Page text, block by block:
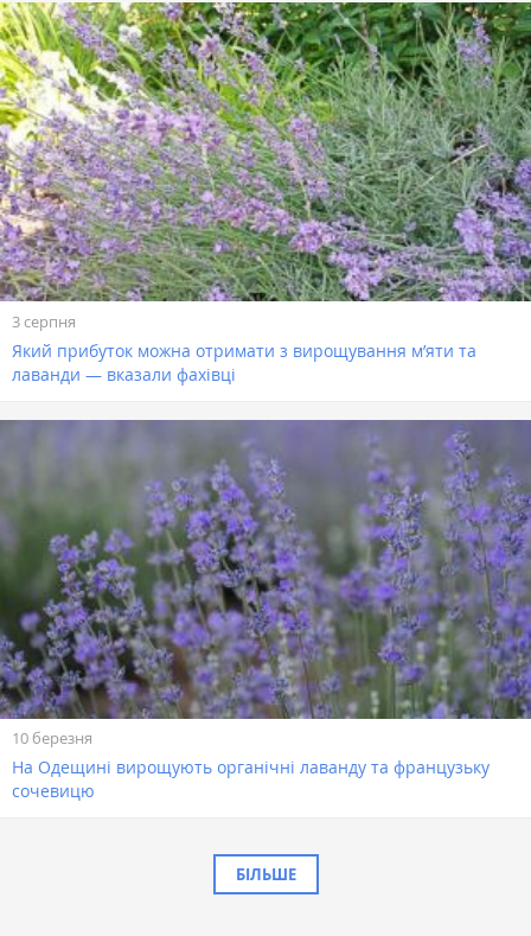
3 серпня
Який прибуток можна отримати з вирощування м’яти та
лаванди — вказали фахівці
10 березня
На Одещині вирощують органічні лаванду та французьку
сочевицю
БІЛЬШЕ